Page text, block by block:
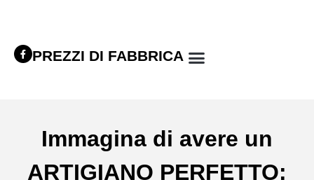
PREZZI DI FABBRICA
Immagina di avere un
ARTIGIANO PERFETTO: